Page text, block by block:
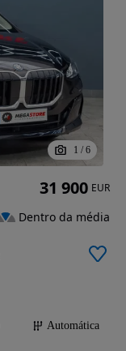
1 / 6
Automática
31 900 EUR
Dentro da média